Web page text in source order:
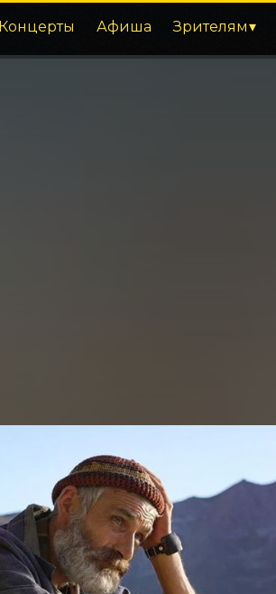
Концерты Афиша Зрителям